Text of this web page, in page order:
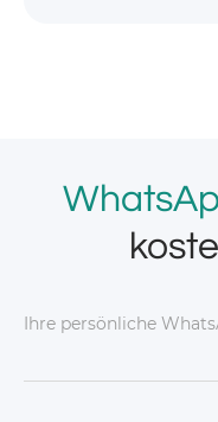
Ihre persönliche